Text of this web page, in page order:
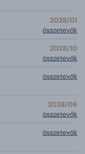
2028/01
összetevők
2028/10
összetevők
összetevők
2028/06
összetevők
összetevők